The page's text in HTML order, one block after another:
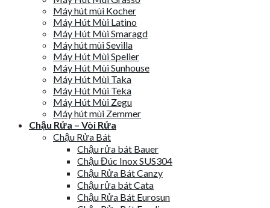
Máy hút mùi Kocher
Máy Hút Mùi Latino
Máy Hút Mùi Smaragd
Máy hút mùi Sevilla
Máy Hút Mùi Spelier
Máy Hút Mùi Sunhouse
Máy Hút Mùi Taka
Máy Hút Mùi Teka
Máy Hút Mùi Zegu
Máy hút mùi Zemmer
Chậu Rửa – Vòi Rửa
Chậu Rửa Bát
Chậu rửa bát Bauer
Chậu Đúc Inox SUS304
Chậu Rửa Bát Canzy
Chậu rửa bát Cata
Chậu Rửa Bát Eurosun